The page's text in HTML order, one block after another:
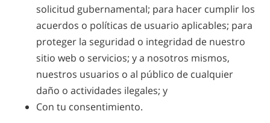
solicitud gubernamental; para hacer cumplir los
acuerdos o políticas de usuario aplicables; para
proteger la seguridad o integridad de nuestro
sitio web o servicios; y a nosotros mismos,
nuestros usuarios o al público de cualquier
daño o actividades ilegales; y
Con tu consentimiento.